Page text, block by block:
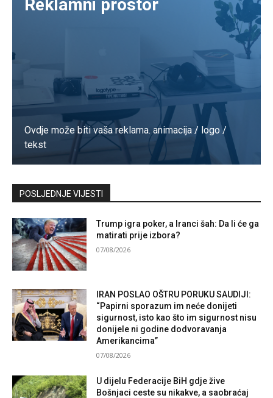
Reklamni prostor
Ovdje može biti vaša reklama. animacija / logo /
tekst
Kontaktirajte nas
POSLJEDNJE VIJESTI
Trump igra poker, a Iranci šah: Da li će ga
matirati prije izbora?
07/08/2026
IRAN POSLAO OŠTRU PORUKU SAUDIJI:
“Papirni sporazum im neće donijeti
sigurnost, isto kao što im sigurnost nisu
donijele ni godine dodvoravanja
Amerikancima”
07/08/2026
U dijelu Federacije BiH gdje žive
Bošnjaci ceste su nikakve, a saobraćaj